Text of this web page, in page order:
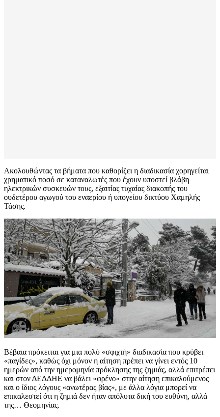
Ακολουθώντας τα βήματα που καθορίζει η διαδικασία χορηγείται
χρηματικό ποσό σε καταναλωτές που έχουν υποστεί βλάβη
ηλεκτρικών συσκευών τους, εξαιτίας τυχαίας διακοπής του
ουδετέρου αγωγού του εναερίου ή υπογείου δικτύου Χαμηλής
Τάσης.
Βέβαια πρόκειται για μια πολύ «σφιχτή» διαδικασία που κρύβει
«παγίδες», καθώς όχι μόνον η αίτηση πρέπει να γίνει εντός 10
ημερών από την ημερομηνία πρόκλησης της ζημιάς, αλλά επιτρέπει
και στον ΔΕΔΔΗΕ να βάλει «φρένο» στην αίτηση επικαλούμενος
και ο ίδιος λόγους «ανωτέρας βίας», με άλλα λόγια μπορεί να
επικαλεστεί ότι η ζημιά δεν ήταν απόλυτα δική του ευθύνη, αλλά
της… Θεομηνίας.